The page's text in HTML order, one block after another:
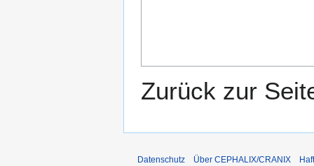
Zurück zur
Datenschutz Über CEPHALIX/CRANIX